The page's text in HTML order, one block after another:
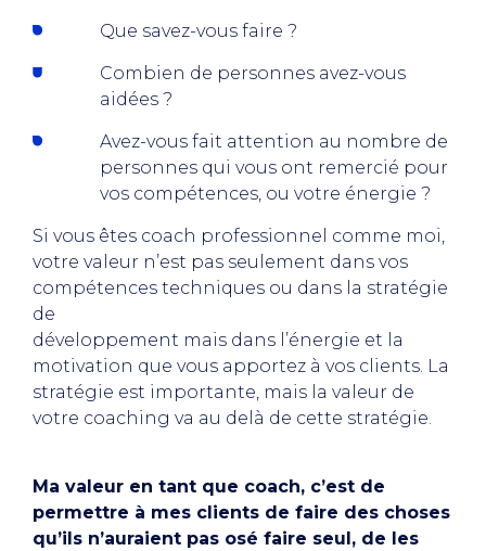
Que savez-vous faire ?
Combien de personnes avez-vous
aidées ?
Avez-vous fait attention au nombre de
personnes qui vous ont remercié pour
vos compétences, ou votre énergie ?
Si vous êtes coach professionnel comme moi,
votre valeur n’est pas seulement dans vos
compétences techniques ou dans la stratégie
de
développement mais dans l’énergie et la
motivation que vous apportez à vos clients. La
stratégie est importante, mais la valeur de
votre coaching va au delà de cette stratégie.
Ma valeur en tant que coach, c’est de
permettre à mes clients de faire des choses
qu’ils n’auraient pas osé faire seul, de les